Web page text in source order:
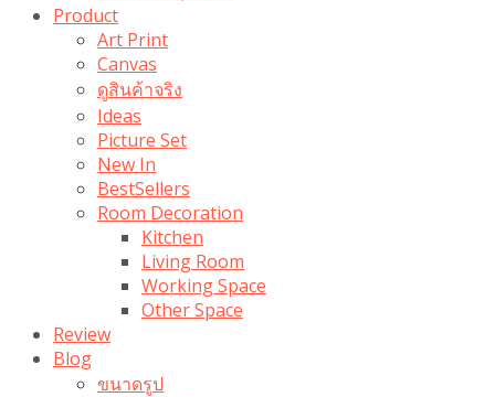
Product
Art Print
Canvas
ดูสินค้าจริง
Ideas
Picture Set
New In
BestSellers
Room Decoration
Kitchen
Living Room
Working Space
Other Space
Review
Blog
ขนาดรูป